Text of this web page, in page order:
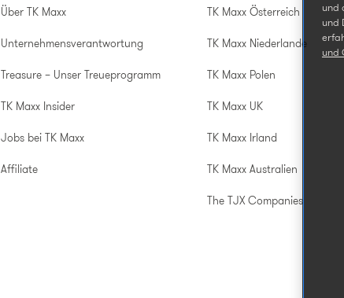
Über TK Maxx
Unternehmensverantwortung
Treasure – Unser Treueprogramm
TK Maxx Insider
Jobs bei TK Maxx
Affiliate
TK Maxx Österreich
TK Maxx Niederlande
TK Maxx Polen
TK Maxx UK
TK Maxx Irland
TK Maxx Australien
The TJX Companies
und
und
und